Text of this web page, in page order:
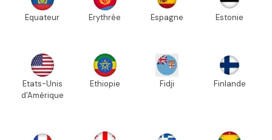
Equateur Erythrée Espagne Estonie
Etats-Unis
d'Amérique
Ethiopie Fidji Finlande